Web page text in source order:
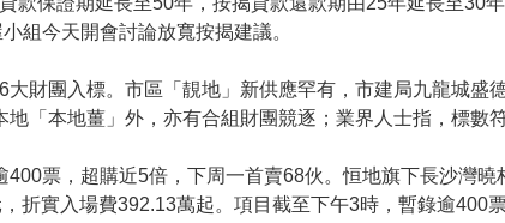
組今天開會討論放寬按揭建議。
大財團入標。市區「靚地」新供應罕有，市建局九龍城
「本地薑」外，亦有合組財團競逐；業界人士指，標數
400票，超購近5倍，下周一首賣68伙。恒地旗下長沙灣
折實入場費392.13萬起。項目截至下午3時，暫錄逾400